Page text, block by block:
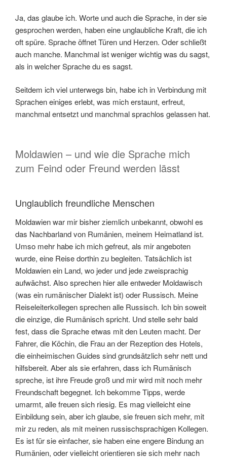
Ja, das glaube ich. Worte und auch die Sprache, in der sie
gesprochen werden, haben eine unglaubliche Kraft, die ich
oft spüre. Sprache öffnet Türen und Herzen. Oder schließt
auch manche. Manchmal ist weniger wichtig was du sagst,
als in welcher Sprache du es sagst.
Seitdem ich viel unterwegs bin, habe ich in Verbindung mit
Sprachen einiges erlebt, was mich erstaunt, erfreut,
manchmal entsetzt und manchmal sprachlos gelassen hat.
Moldawien – und wie die Sprache mich
zum Feind oder Freund werden lässt
Unglaublich freundliche Menschen
Moldawien war mir bisher ziemlich unbekannt, obwohl es
das Nachbarland von Rumänien, meinem Heimatland ist.
Umso mehr habe ich mich gefreut, als mir angeboten
wurde, eine Reise dorthin zu begleiten. Tatsächlich ist
Moldawien ein Land, wo jeder und jede zweisprachig
aufwächst. Also sprechen hier alle entweder Moldawisch
(was ein rumänischer Dialekt ist) oder Russisch. Meine
Reiseleiterkollegen sprechen alle Russisch. Ich bin soweit
die einzige, die Rumänisch spricht. Und stelle sehr bald
fest, dass die Sprache etwas mit den Leuten macht. Der
Fahrer, die Köchin, die Frau an der Rezeption des Hotels,
die einheimischen Guides sind grundsätzlich sehr nett und
hilfsbereit. Aber als sie erfahren, dass ich Rumänisch
spreche, ist ihre Freude groß und mir wird mit noch mehr
Freundschaft begegnet. Ich bekomme Tipps, werde
umarmt, alle freuen sich riesig. Es mag vielleicht eine
Einbildung sein, aber ich glaube, sie freuen sich mehr, mit
mir zu reden, als mit meinen russischsprachigen Kollegen.
Es ist für sie einfacher, sie haben eine engere Bindung an
Rumänien, oder vielleicht orientieren sie sich mehr nach